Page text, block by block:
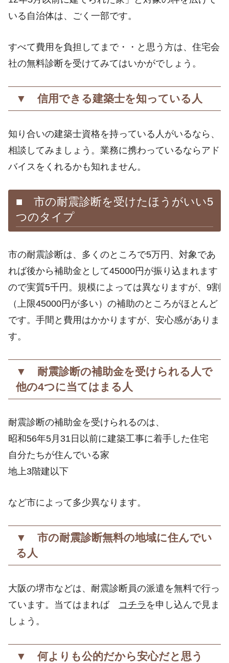
いる自治体は、ごく一部です。
すべて費用を負担してまで・・と思う方は、住宅会
社の無料診断を受けてみてはいかがでしょう。
▼ 信用できる建築士を知っている人
知り合いの建築士資格を持っている人がいるなら、
相談してみましょう。業務に携わっているならアド
バイスをくれるかも知れません。
■ 市の耐震診断を受けたほうがいい5
つのタイプ
市の耐震診断は、多くのところで5万円、対象であ
れば後から補助金として45000円が振り込まれます
ので実質5千円。規模によっては異なりますが、9割
（上限45000円が多い）の補助のところがほとんど
です。手間と費用はかかりますが、安心感がありま
す。
▼ 耐震診断の補助金を受けられる人で
他の4つに当てはまる人
耐震診断の補助金を受けられるのは、
昭和56年5月31日以前に建築工事に着手した住宅
自分たちが住んでいる家
地上3階建以下
など市によって多少異なります。
▼ 市の耐震診断無料の地域に住んでい
る人
大阪の堺市などは、耐震診断員の派遣を無料で行っ
ています。当てはまれば コチラ を申し込んで見ま
しょう。
▼ 何よりも公的だから安心だと思う